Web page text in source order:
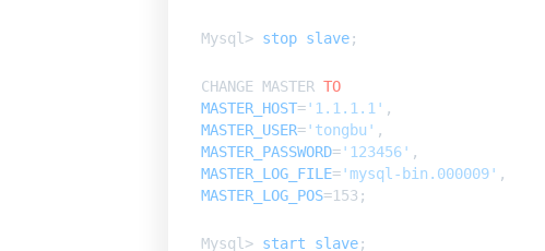
Mysql> stop slave
CHANGE MASTER TO
MASTER_HOST='1.1.1.1'
MASTER_USER='tongbu'
MASTER_PASSWORD='123456'
MASTER_LOG_FILE='mysql-bin.000009'
MASTER_LOG_POS
Mysql> start slave